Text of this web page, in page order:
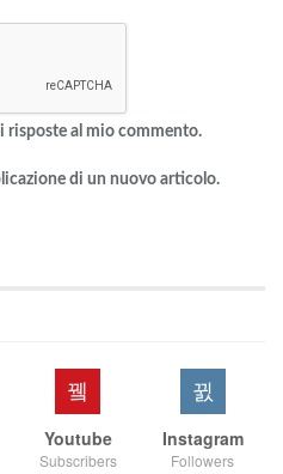
risposte al mio commento.
di un nuovo articolo.
Youtube
Subscribers
Instagram
Followers